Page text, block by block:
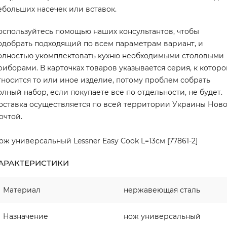
насечек или вставок.
помощью наших консультантов, чтобы
подходящий по всем параметрам вариант, и
укомплектовать кухню необходимыми столовыми
В карточках товаров указывается серия, к
то или иное изделие, потому проблем собрать
набор, если покупаете все по отдельности, не будет.
осуществляется по всей территории Украины
универсальный Lessner Easy Cook L=13см [77861-2]
Материал нержавеющая сталь
Назначение нож универсальный